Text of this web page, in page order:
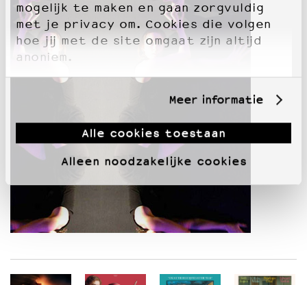
mogelijk te maken en gaan zorgvuldig
met je privacy om. Cookies die volgen
hoe jij met de site omgaat zijn altijd
anoniem.
Meer informatie
Alle cookies toestaan
Alleen noodzakelijke cookies